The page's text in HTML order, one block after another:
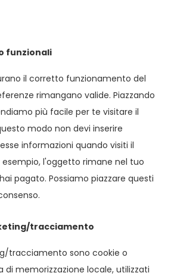
funzionali
il corretto funzionamento del
rimangano valide. Piazzando
più facile per te visitare il
modo non devi inserire
informazioni quando visiti il
esempio, l'oggetto rimane nel tuo
pagato. Possiamo piazzare questi
tracciamento
tracciamento sono cookie o
di memorizzazione locale, utilizzati